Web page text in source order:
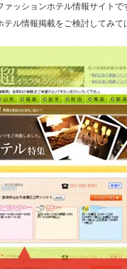
ァッションホテル情報サイト
テル情報掲載をご検討してみて